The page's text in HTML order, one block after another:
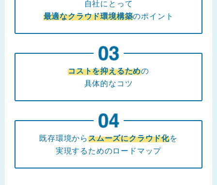
自社にとって
最適なクラウド環境構築のポイント
コストを抑えるための
具体的なコツ
既存環境からスムーズにクラウド化を
実現するためのロードマップ